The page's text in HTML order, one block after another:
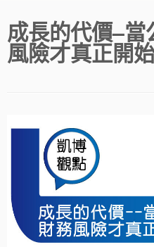
to
content
成長的代價–
風險才真正開始